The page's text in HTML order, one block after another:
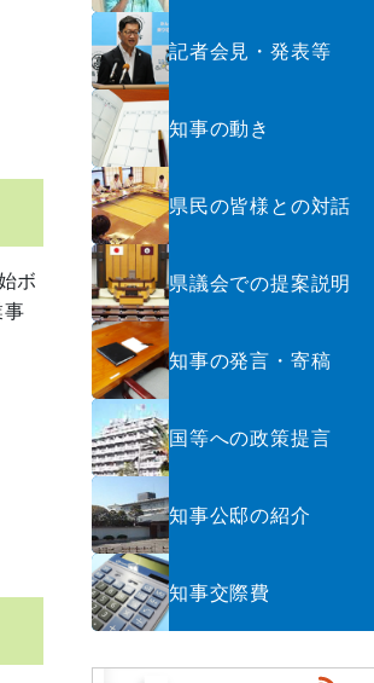
ボ
事
記者会見・発表等
知事の動き
県民の皆様との対話
県議会での提案説明
知事の発言・寄稿
国等への政策提言
知事公邸の紹介
知事交際費